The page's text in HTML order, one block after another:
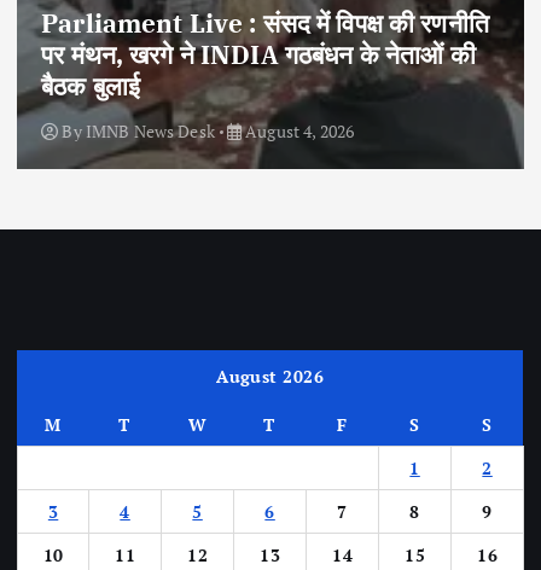
Parliament Live : संसद में विपक्ष की रणनीति
पर मंथन, खरगे ने INDIA गठबंधन के नेताओं की
बैठक बुलाई
ByIMNB News Desk August 4, 2026
August 2026
M T W T F S
S
1
2
3
4 5 6 7 8
9
10
11 12 13 14 15
16